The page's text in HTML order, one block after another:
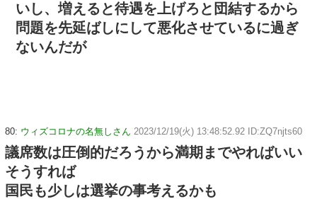
いし、増えると待遇を上げろと団結するから
問題を先延ばしにして悪化させているに過ぎ
ないんだが
80: ウィズコロナの名無しさん 2023/12/19(火) 13:48:52.92 ID:ZQ7njts60
議席数は圧倒的だろうから満期までやればいい
そうすれば
国民も少しは選挙の事考えるかも